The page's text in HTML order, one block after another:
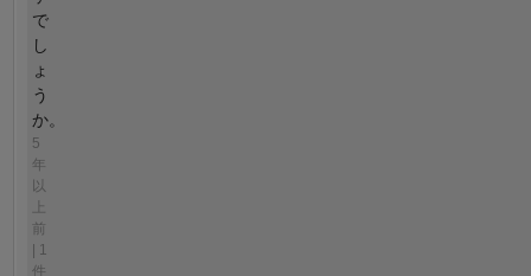
で
し
ょ
う
か。
5
年
以
前
| 1
件